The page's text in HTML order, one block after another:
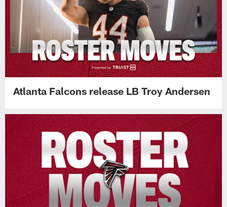
Atlanta Falcons release LB Troy Andersen